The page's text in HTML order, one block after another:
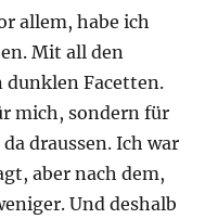
allem, habe ich
Mit all den
dunklen Facetten.
mich, sondern für
draussen. Ich war
aber nach dem,
Und deshalb